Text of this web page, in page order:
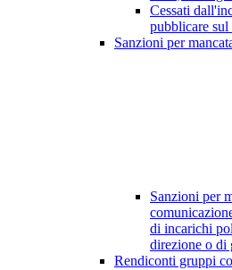
Cessati
pubblicare
Sanzioni per
Sanzioni per
di incarichi
direzione o di
Rendiconti gruppi